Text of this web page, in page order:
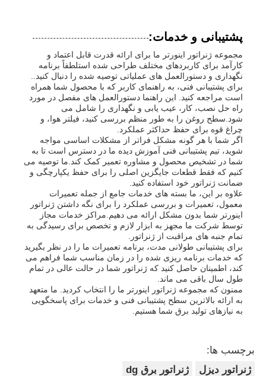
پشتیبانی و خدمات:
مجموعه ژنراتور اینورتر ما برای ارائه قدرت قابل اعتماد و
کارآمد برای کاربردهای مختلف طراحی شده استلطفاً برنامه
نگهداری و دستورالعمل های عملیاتی توصیه شده را دنبال کنید..
برای پشتیبانی فنی، به راهنمای کاربر که با محصول شما همراه
است مراجعه کنید. این راهنما دستورالعمل های مفصل در مورد
راه حل نصب، کار، عیب یابی و نگهداری را شامل می
شود.سطح روغن را به طور منظم بررسی کنید، فیلتر هوا، و
چراغ قوه برای حفظ حداکثر عملکرد.
اگر شما با هر گونه مشکل فراتر از مشکلات اساسی مواجه
شوید، تیم پشتیبانی فنی آموزش دیده ما در دسترس است تا به
شما در تشخیص محصول و مشاوره تعمیر کمک کند.ما توصیه می
کنیم که فقط قطعات جایگزین اصلی را برای حفظ یکپارچگی و
ضمانت ژنراتور خود استفاده کنید.
علاوه بر این، ما بسته های خدمات جامع از جمله تعمیرات
معمول، تعمیرات و بررسی عملکرد را برای نگه داشتن ژنراتور
اینورتر شما بدون مشکل ارائه می دهیم.مراکز خدمات مجاز
توسط شرکت ما مجهز به ابزار لازم و تخصص برای رسیدگی به
تمام جنبه های مراقبت از ژنراتور.
برای پشتیبانی طولانی مدت، برنامه تعمیرات ما را در نظر بگیرید
که خدمات برنامه ریزی شده را در زمان مناسب شما فراهم می
کند، اطمینان حاصل کنید که ژنراتور شما در حالت عالی در تمام
طول سال باقی می ماند.
ممنون که مجموعه ژنراتور اینورتر ما را انتخاب کردید. ما متعهد
به ارائه بالاترین سطح پشتیبانی فنی و خدمات برای پاسخگویی
به نیازهای تولید برق شما هستیم.
برچسب ها:
ژنراتور دیزل
ژنراتور برق dg